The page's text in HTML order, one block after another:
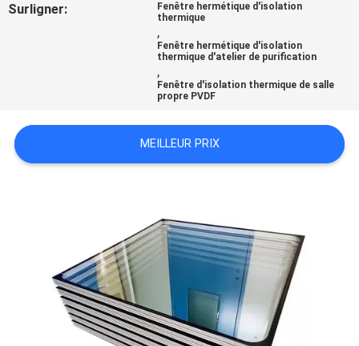
CITATION
PRIVACY
POLICY
Surligner:
Fenêtre hermétique d'isolation
thermique
,
Fenêtre hermétique d'isolation
thermique d'atelier de purification
,
Fenêtre d'isolation thermique de salle
propre PVDF
MEILLEUR PRIX